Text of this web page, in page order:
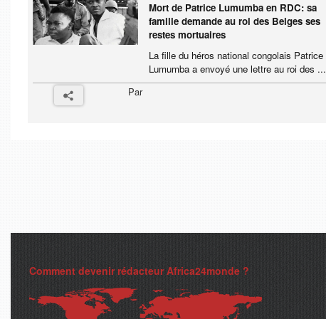
Mort de Patrice Lumumba en RDC: sa
famille demande au roi des Belges ses
restes mortuaires
La fille du héros national congolais Patrice
Lumumba a envoyé une lettre au roi des ...
Par
Comment devenir rédacteur Africa24monde ?